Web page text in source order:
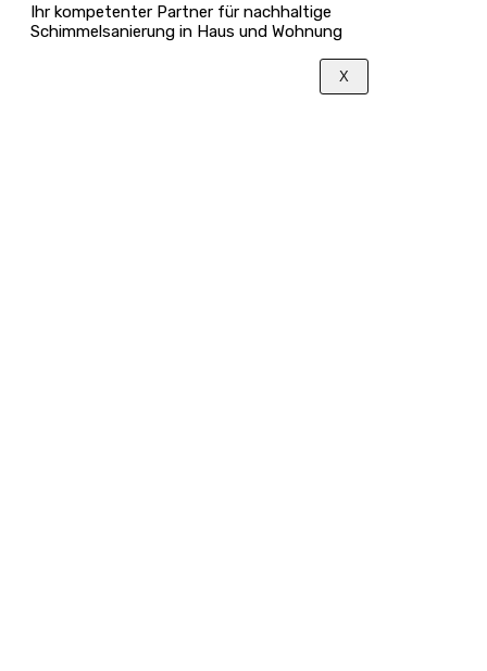
X
Ihr kompetenter Partner für nachhaltige
Schimmelsanierung in Haus und Wohnung